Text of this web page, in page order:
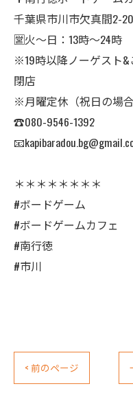
千葉県市川市欠真間2-
🈺火〜日：13時〜24時
※19時以降ノーゲスト
閉店
※月曜定休（祝日の場合
☎︎080-9546-1392
＊＊＊＊＊＊＊＊
#ボードゲーム
#ボードゲームカフェ
#南行徳
#市川
< 前のページ